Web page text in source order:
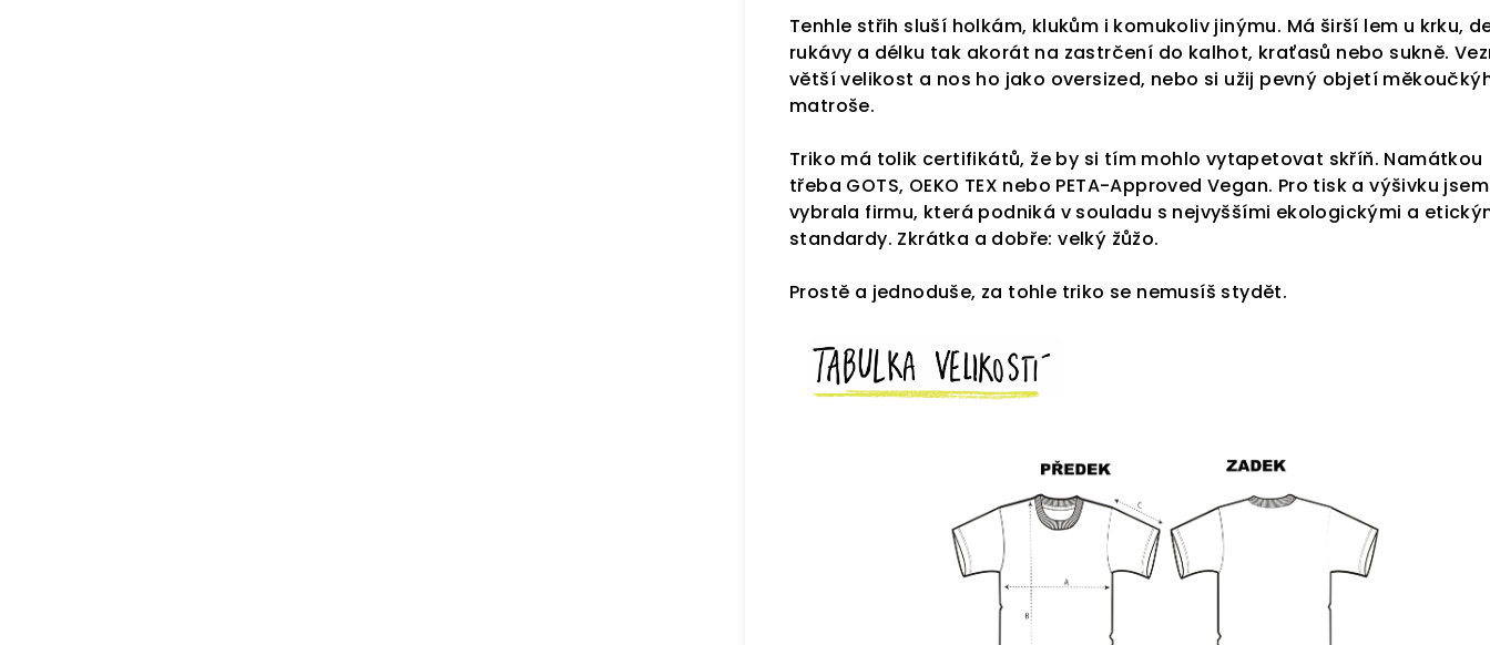
Tenhle střih sluší holkám, klukům i komukoliv jinýmu. Má širší lem u krku,
rukávy a délku tak akorát na zastrčení do kalhot, kraťasů nebo sukně.
větší velikost a nos ho jako oversized, nebo si užij pevný objetí
matroše.
Triko má tolik certifikátů, že by si tím mohlo vytapetovat skříň. Namátkou
třeba GOTS, OEKO TEX nebo PETA-Approved Vegan. Pro tisk a výšivku jsem
vybrala firmu, která podniká v souladu s nejvyššími ekologickými a
standardy. Zkrátka a dobře: velký žůžo.
Prostě a jednoduše, za tohle triko se nemusíš stydět.